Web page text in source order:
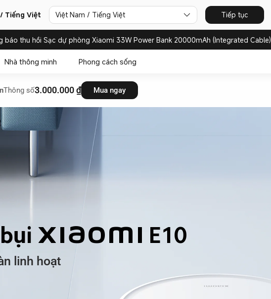
Tiếng Việt Việt Nam / Tiếng Việt Tiếp tục
báo thu hồi Sạc dự phòng Xiaomi 33W Power Bank 20000mAh (Integrated Cable)
Nhà thông minh Phong cách sống
Thông số3.000.000 ₫ Mua ngay
bụi Xiaomi E10
linh hoạt